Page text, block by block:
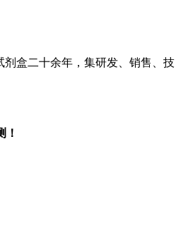
剂盒二十余年，集研发、销售、技
！